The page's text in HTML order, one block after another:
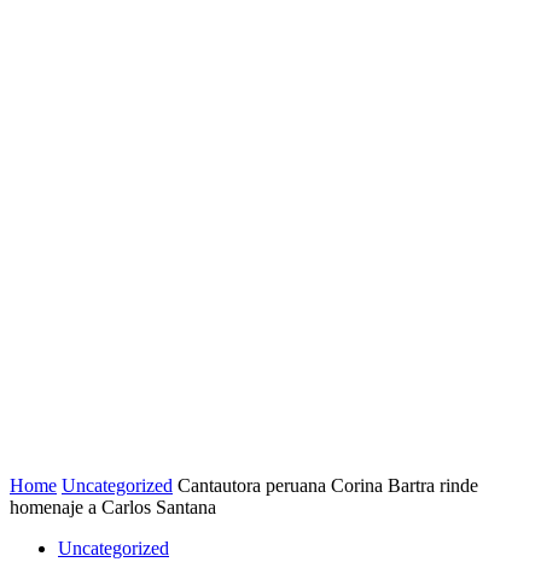
Home Uncategorized Cantautora peruana Corina Bartra rinde
homenaje a Carlos Santana
Uncategorized